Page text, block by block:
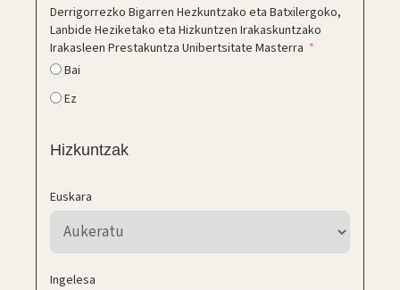
Derrigorrezko Bigarren Hezkuntzako eta Batxilergoko,
Lanbide Heziketako eta Hizkuntzen Irakaskuntzako
Irakasleen Prestakuntza Unibertsitate Masterra
Bai
Ez
Hizkuntzak
Euskara
Ingelesa